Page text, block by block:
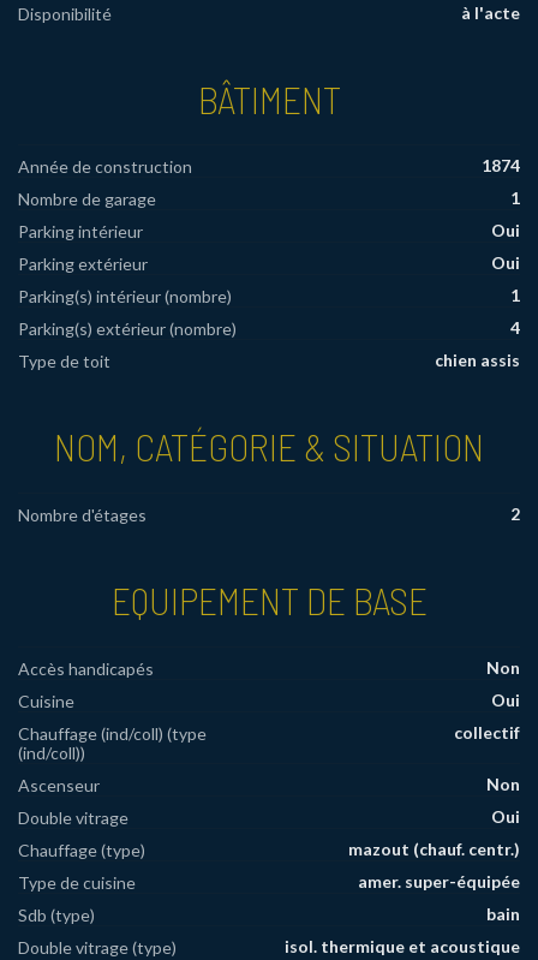
Disponibilité à l'acte
BÂTIMENT
Année de construction
1874
Nombre de garage
1
Parking intérieur
Oui
Parking extérieur
Oui
Parking(s) intérieur (nombre)
1
Parking(s) extérieur (nombre)
4
Type de toit
chien assis
NOM, CATÉGORIE & SITUATION
Nombre d'étages 2
EQUIPEMENT DE BASE
Accès handicapés
Non
Cuisine
Oui
Chauffage (ind/coll) (type
(ind/coll))
collectif
Ascenseur
Non
Double vitrage
Oui
Chauffage (type)
mazout (chauf. centr.)
Type de cuisine
amer. super-équipée
Sdb (type)
bain
Double vitrage (type)
isol. thermique et acoustique